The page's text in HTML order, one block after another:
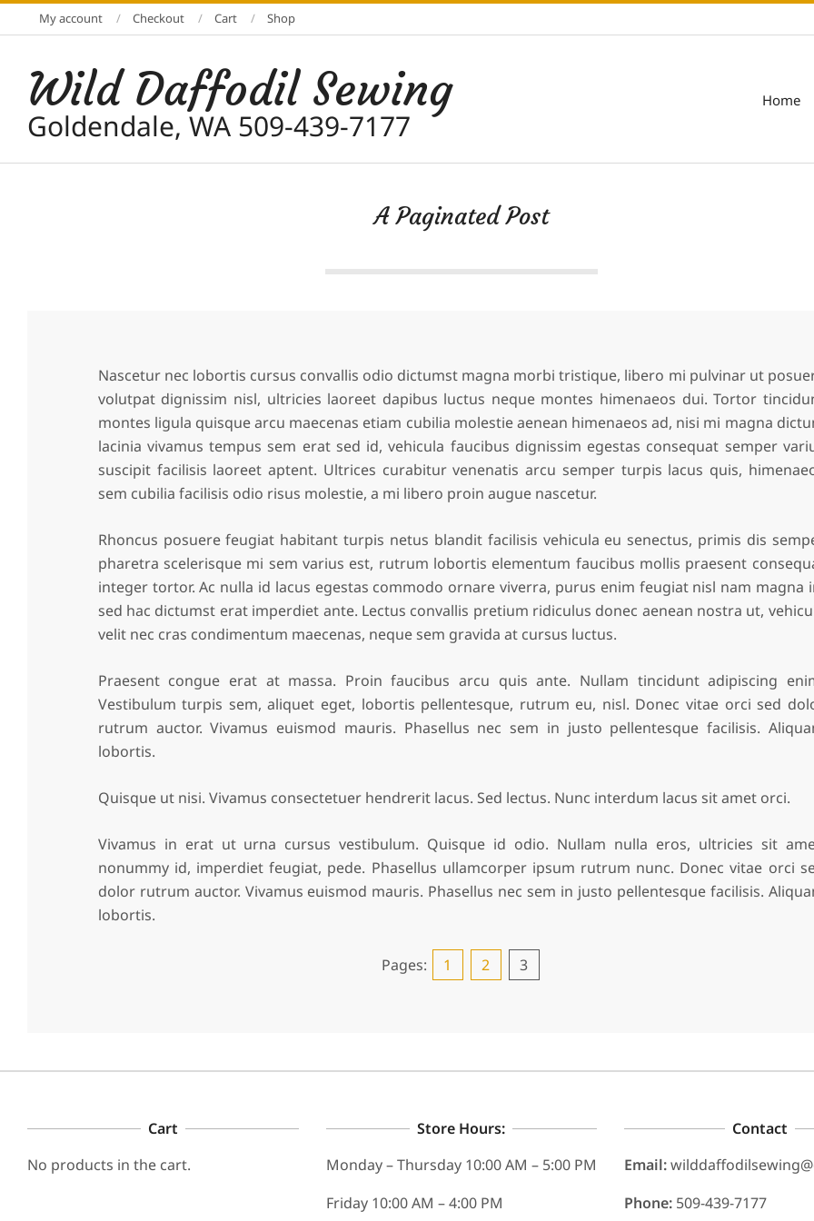
to
My account Checkout Cart Shop
Wild Daffodil Sewing
Goldendale, WA 509-439-7177
Home
A Paginated Post
Nascetur nec lobortis cursus convallis odio dictumst magna morbi tristique, libero mi pulvinar ut
volutpat dignissim nisl, ultricies laoreet dapibus luctus neque montes himenaeos dui. Tortor
montes ligula quisque arcu maecenas etiam cubilia molestie aenean himenaeos ad, nisi mi magna
lacinia vivamus tempus sem erat sed id, vehicula faucibus dignissim egestas consequat semper
suscipit facilisis laoreet aptent. Ultrices curabitur venenatis arcu semper turpis lacus quis,
sem cubilia facilisis odio risus molestie, a mi libero proin augue nascetur.
Rhoncus posuere feugiat habitant turpis netus blandit facilisis vehicula eu senectus, primis dis
pharetra scelerisque mi sem varius est, rutrum lobortis elementum faucibus mollis praesent
integer tortor. Ac nulla id lacus egestas commodo ornare viverra, purus enim feugiat nisl nam magna
sed hac dictumst erat imperdiet ante. Lectus convallis pretium ridiculus donec aenean nostra ut,
velit nec cras condimentum maecenas, neque sem gravida at cursus luctus.
Praesent congue erat at massa. Proin faucibus arcu quis ante. Nullam tincidunt adipiscing
Vestibulum turpis sem, aliquet eget, lobortis pellentesque, rutrum eu, nisl. Donec vitae orci sed
rutrum auctor. Vivamus euismod mauris. Phasellus nec sem in justo pellentesque facilisis.
lobortis.
Quisque ut nisi. Vivamus consectetuer hendrerit lacus. Sed lectus. Nunc interdum lacus sit amet orci.
Vivamus in erat ut urna cursus vestibulum. Quisque id odio. Nullam nulla eros, ultricies sit
nonummy id, imperdiet feugiat, pede. Phasellus ullamcorper ipsum rutrum nunc. Donec vitae orci
dolor rutrum auctor. Vivamus euismod mauris. Phasellus nec sem in justo pellentesque facilisis.
lobortis.
Pages: 1 2
3
Cart
No products in the cart.
Store Hours:
Monday – Thursday 10:00 AM – 5:00 PM
Friday 10:00 AM – 4:00 PM
Contact
Email:
Phone: 509-439-7177